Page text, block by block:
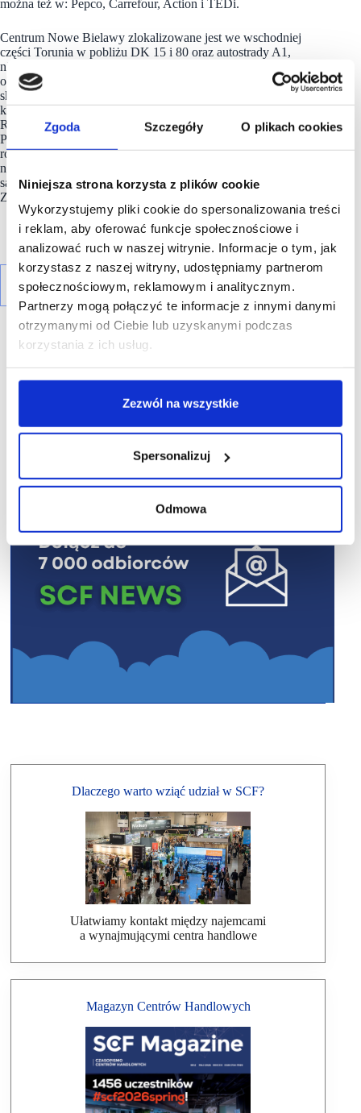
Zgoda Szczegóły O plikach cookies
Niniejsza strona korzysta z plików cookie
Wykorzystujemy pliki cookie do spersonalizowania treści
i reklam, aby oferować funkcje społecznościowe i
analizować ruch w naszej witrynie. Informacje o tym, jak
korzystasz z naszej witryny, udostępniamy partnerom
społecznościowym, reklamowym i analitycznym.
Partnerzy mogą połączyć te informacje z innymi danymi
otrzymanymi od Ciebie lub uzyskanymi podczas
korzystania z ich usług.
Zezwól na wszystkie
Spersonalizuj
Odmowa
można też w: Pepco, Carrefour, Action i TEDi.
Centrum Nowe Bielawy zlokalizowane jest we wschodniej
części Torunia w pobliżu DK 15 i 80 oraz autostrady A1,
niecałe 15 minut od Starego Miasta. Otwarty w 2002 roku
obiekt ma powierzchnię 25 tys. m kw. GLA i liczy sobie 70
sklepów, restauracji i punktów usługowych. Wśród
kluczowych najemców znaleźć można m.in. Carrefour, Jysk,
RTV Euro AGD, Douglas, home&you, Carry, Rossmann,
Pepco i CCC. Zrealizowana w 2022 roku i 2023 roku
rozbudowa obiektu, zaowocowała powstaniem 2
nowoczesnych parków handlowych. W ich ofercie dostępne
są sklepy: NEONET, Komfort, TEDi, Sinsay, Action i Maxi
Zoo.
R E K L A M A
Dlaczego warto wziąć udział w SCF?
Ułatwiamy kontakt między najemcami
a wynajmującymi centra handlowe
Magazyn Centrów Handlowych